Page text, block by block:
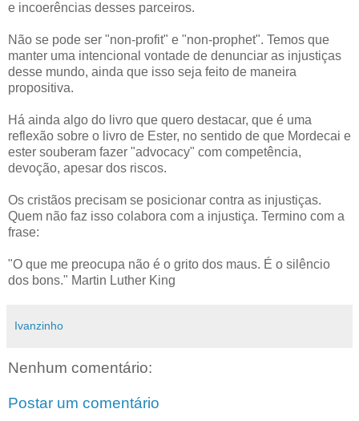
e incoerências desses parceiros.
Não se pode ser "non-profit" e "non-prophet". Temos que
manter uma intencional vontade de denunciar as injustiças
desse mundo, ainda que isso seja feito de maneira
propositiva.
Há ainda algo do livro que quero destacar, que é uma
reflexão sobre o livro de Ester, no sentido de que Mordecai e
ester souberam fazer "advocacy" com competência,
devoção, apesar dos riscos.
Os cristãos precisam se posicionar contra as injustiças.
Quem não faz isso colabora com a injustiça. Termino com a
frase:
"O que me preocupa não é o grito dos maus. É o silêncio
dos bons." Martin Luther King
Ivanzinho
Nenhum comentário:
Postar um comentário